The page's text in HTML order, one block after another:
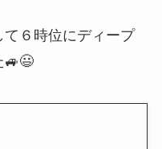
６時位にディープ
🚙😃